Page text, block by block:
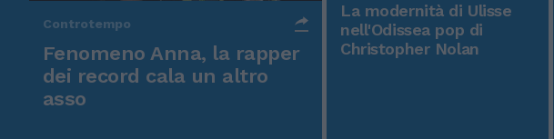
Controtempo
Fenomeno Anna, la rapper
dei record cala un altro
asso
La modernità di Ulisse
nell'Odissea pop di
Christopher Nolan